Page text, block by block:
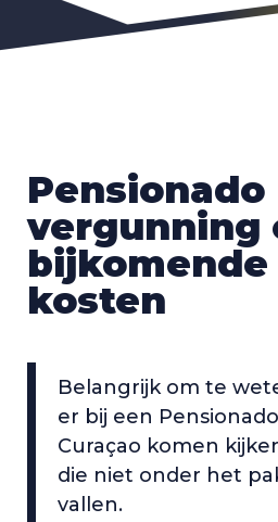
Pensionado
vergunning
bijkomende
kosten
Belangrijk om te
er bij een
Curaçao komen
die niet onder het
vallen.